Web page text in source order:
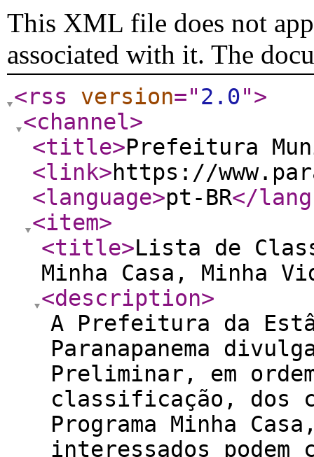
This XML file does not
associated with it. The
<rss version="2.0">
<channel>
<title>Prefeitura
<link>https://
<language>pt-BR</
<item>
<title>Lista de
Minha Casa, Minha
<description>
A Prefeitura da
Paranapanema
Preliminar, em
classificação, dos
Programa Minha
interessados